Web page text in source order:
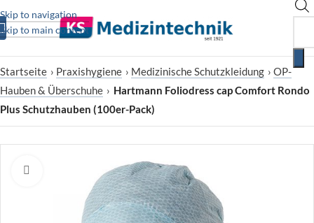
Skip to navigation
Skip to main content
Startseite › Praxishygiene › Medizinische Schutzkleidung › OP-
Hauben & Überschuhe › Hartmann Foliodress cap Comfort Rondo
Plus Schutzhauben (100er-Pack)
Zum Vergrößern klicken